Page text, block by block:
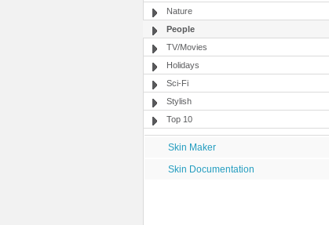
Nature
People
TV/Movies
Holidays
Sci-Fi
Stylish
Top 10
Skin Maker
Skin Documentation